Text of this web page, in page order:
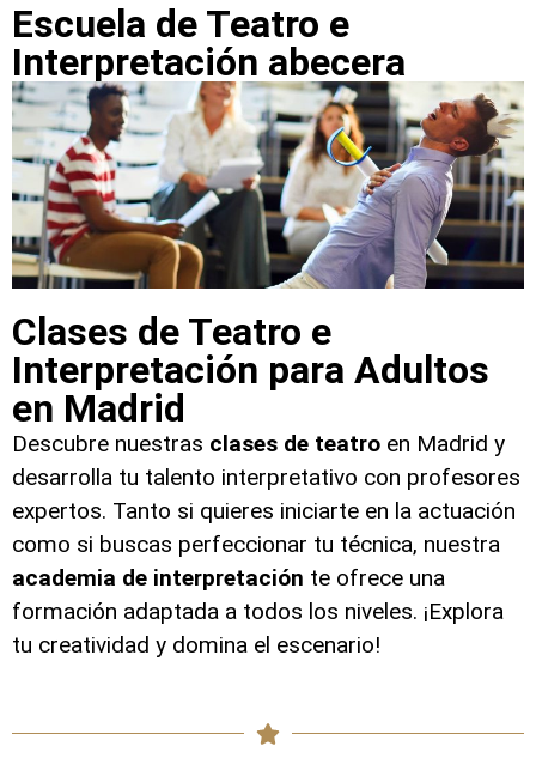
Escuela de Teatro e
Interpretación abecera
Clases de Teatro e
Interpretación para Adultos
en Madrid
Descubre nuestras clases de teatro en Madrid y
desarrolla tu talento interpretativo con profesores
expertos. Tanto si quieres iniciarte en la actuación
como si buscas perfeccionar tu técnica, nuestra
academia de interpretación te ofrece una
formación adaptada a todos los niveles. ¡Explora
tu creatividad y domina el escenario!